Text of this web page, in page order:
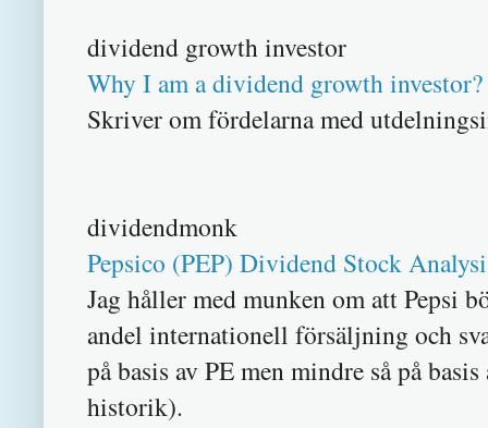
dividend growth investor
Why I am a dividend growth investor?
Skriver om fördelarna med
dividendmonk
Pepsico (PEP) Dividend Stock
Jag håller med munken om att Pepsi
andel internationell försäljning och
på basis av PE men mindre så på
historik).